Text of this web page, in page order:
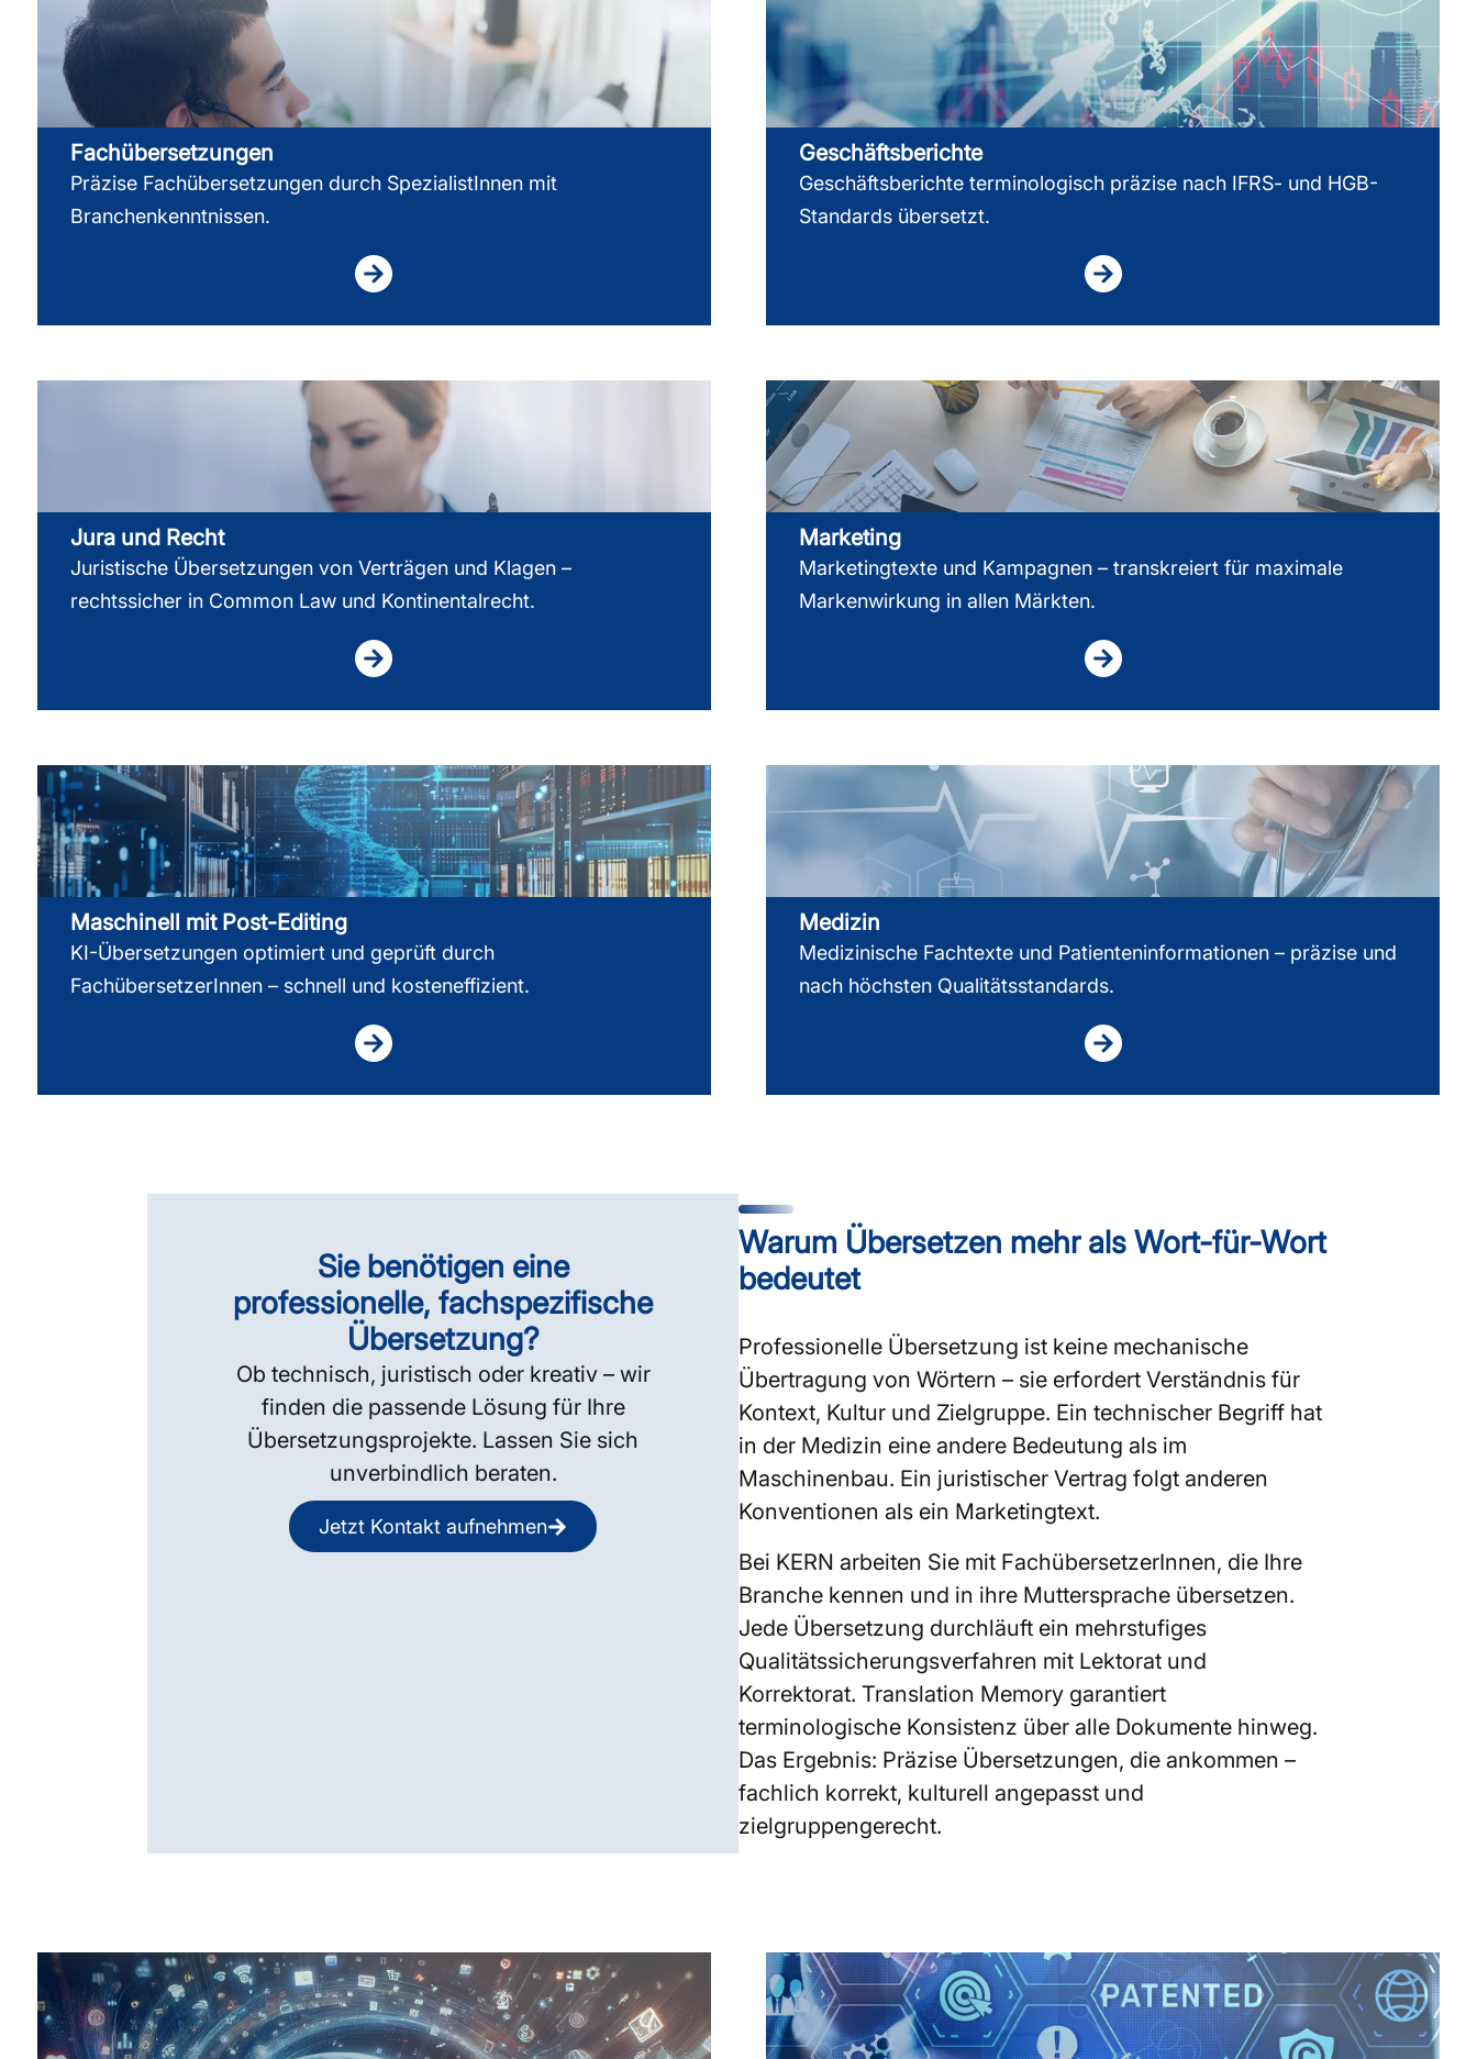
Fachübersetzungen
Präzise Fachübersetzungen durch SpezialistInnen mit
Branchenkenntnissen.
Geschäftsberichte
Geschäftsberichte terminologisch präzise nach IFRS- und HGB-
Standards übersetzt.
Jura und Recht
Juristische Übersetzungen von Verträgen und Klagen –
rechtssicher in Common Law und Kontinentalrecht.
Marketing
Marketingtexte und Kampagnen – transkreiert für maximale
Markenwirkung in allen Märkten.
Maschinell mit Post-Editing
KI-Übersetzungen optimiert und geprüft durch
FachübersetzerInnen – schnell und kosteneffizient.
Medizin
Medizinische Fachtexte und Patienteninformationen – präzise und
nach höchsten Qualitätsstandards.
Sie benötigen eine
professionelle, fachspezifische
Übersetzung?
Ob technisch, juristisch oder kreativ – wir
finden die passende Lösung für Ihre
Übersetzungsprojekte. Lassen Sie sich
unverbindlich beraten.
Jetzt Kontakt aufnehmen
Warum Übersetzen mehr als Wort-für-Wort
bedeutet
Professionelle Übersetzung ist keine mechanische
Übertragung von Wörtern – sie erfordert Verständnis für
Kontext, Kultur und Zielgruppe. Ein technischer Begriff hat
in der Medizin eine andere Bedeutung als im
Maschinenbau. Ein juristischer Vertrag folgt anderen
Konventionen als ein Marketingtext.
Bei KERN arbeiten Sie mit FachübersetzerInnen, die Ihre
Branche kennen und in ihre Muttersprache übersetzen.
Jede Übersetzung durchläuft ein mehrstufiges
Qualitätssicherungsverfahren mit Lektorat und
Korrektorat. Translation Memory garantiert
terminologische Konsistenz über alle Dokumente hinweg.
Das Ergebnis: Präzise Übersetzungen, die ankommen –
fachlich korrekt, kulturell angepasst und
zielgruppengerecht.